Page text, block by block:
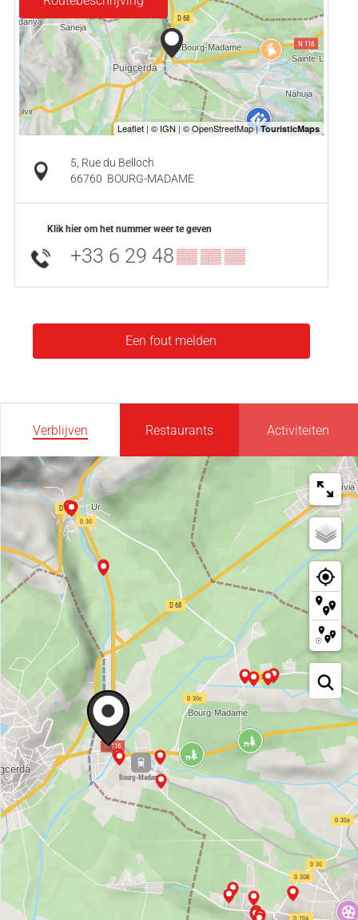
5, Rue du Belloch
66760 BOURG-MADAME
Klik hier om het nummer weer te geven
+33 6 29 48▒▒ ▒▒ ▒▒
Een fout melden
Verblijven Restaurants Activiteiten